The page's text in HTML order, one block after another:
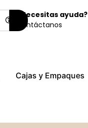
¿Necesitas ayuda?
Contáctanos
Cajas y Empaques